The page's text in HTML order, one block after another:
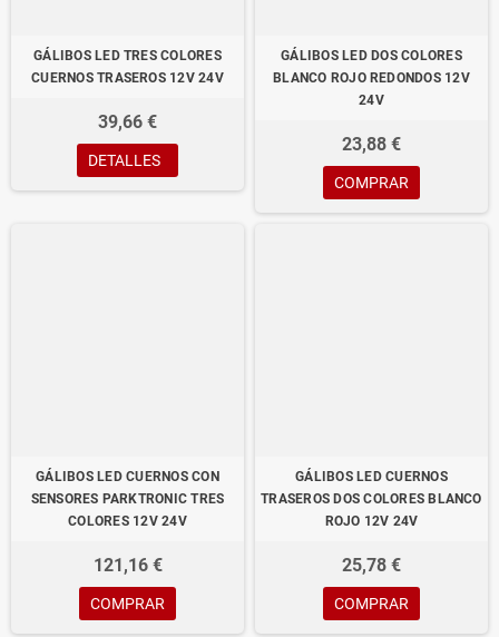
GÁLIBOS LED TRES COLORES
CUERNOS TRASEROS 12V 24V
39,66 €
DETALLES
GÁLIBOS LED DOS COLORES
BLANCO ROJO REDONDOS 12V
24V
23,88 €
COMPRAR
GÁLIBOS LED CUERNOS CON
SENSORES PARKTRONIC TRES
COLORES 12V 24V
121,16 €
COMPRAR
GÁLIBOS LED CUERNOS
TRASEROS DOS COLORES BLANCO
ROJO 12V 24V
25,78 €
COMPRAR